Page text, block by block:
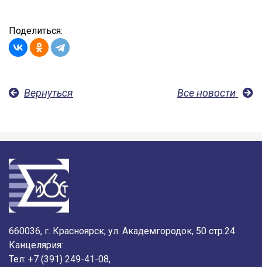
Поделиться:
Вернуться Все новости
660036, г. Красноярск, ул. Академгородок, 50 стр.24
Канцелярия:
Тел: +7 (391) 249-41-08,